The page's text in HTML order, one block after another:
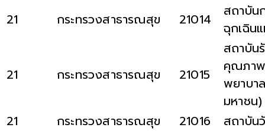
21
กระทรวงสาธารณสุข 21014
สถาบัน
ฉุกเฉิน
21 กระทรวงสาธารณสุข 21015
สถาบัน
คุณภา
พยาบา
มหาชน)
21
กระทรวงสาธารณสุข 21016
สถาบัน